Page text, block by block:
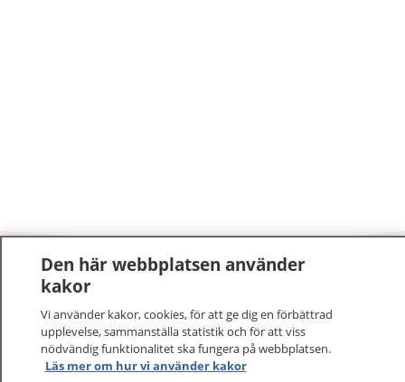
1177–tryggt om din hälsa och vård
På 1177.se får du råd om hälsa och information om
sjukdomar och vilka mottagningar du kan kontakta.
Logga in för att läsa din journal och göra dina
Den här webbplatsen använder
kakor
Vi använder kakor, cookies, för att ge dig en förbättrad
upplevelse, sammanställa statistik och för att viss
nödvändig funktionalitet ska fungera på webbplatsen.
Läs mer om hur vi använder kakor